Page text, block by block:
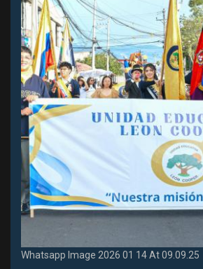
Whatsapp Image 2026 01 14 At 09.09.25